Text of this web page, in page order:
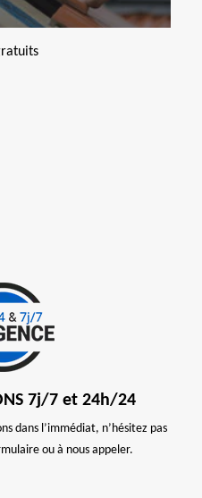
7j/7 et 24h/24
dans l’immédiat, n’hésitez pas
ou à nous appeler.